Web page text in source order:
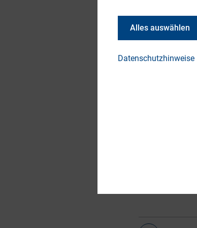
in New York.
Die
Alles auswählen
Datenschutzhinweise